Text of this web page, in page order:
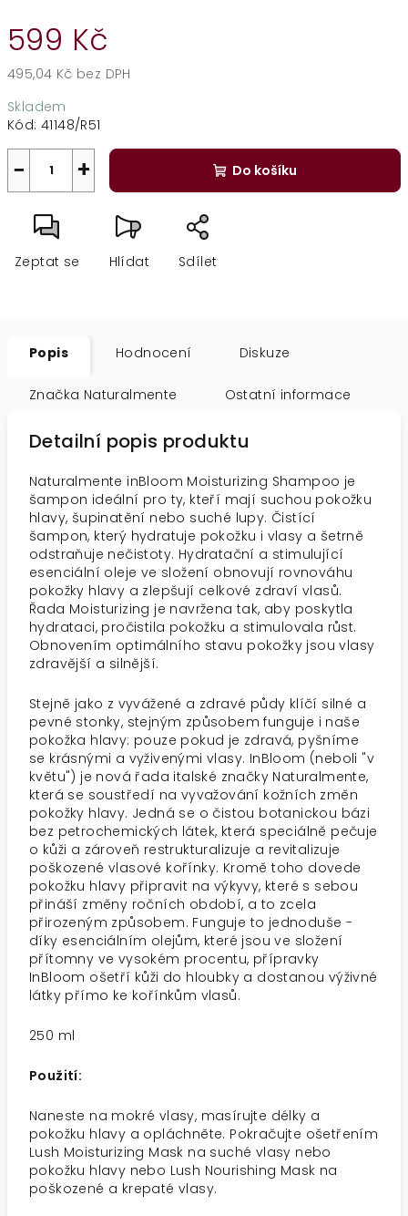
599 Kč
495,04 Kč bez DPH
cena:
Skladem
Kód: 41148/R51
+
− Do košíku
Zeptat se Hlídat Sdílet
Popis Hodnocení Diskuze
Značka Naturalmente Ostatní informace
Detailní popis produktu
Naturalmente inBloom Moisturizing Shampoo je
šampon ideální pro ty, kteří mají suchou pokožku
hlavy, šupinatění nebo suché lupy. Čistící
šampon, který hydratuje pokožku i vlasy a šetrně
odstraňuje nečistoty. Hydratační a stimulující
esenciální oleje ve složení obnovují rovnováhu
pokožky hlavy a zlepšují celkové zdraví vlasů.
Řada Moisturizing je navržena tak, aby poskytla
hydrataci, pročistila pokožku a stimulovala růst.
Obnovením optimálního stavu pokožky jsou vlasy
zdravější a silnější.
Stejně jako z vyvážené a zdravé půdy klíčí silné a
pevné stonky, stejným způsobem funguje i naše
pokožka hlavy: pouze pokud je zdravá, pyšníme
se krásnými a vyživenými vlasy. InBloom (neboli "v
květu") je nová řada italské značky Naturalmente,
která se soustředí na vyvažování kožních změn
pokožky hlavy. Jedná se o čistou botanickou bázi
bez petrochemických látek, která speciálně pečuje
o kůži a zároveň restrukturalizuje a revitalizuje
poškozené vlasové kořínky. Kromě toho dovede
pokožku hlavy připravit na výkyvy, které s sebou
přináší změny ročních období, a to zcela
přirozeným způsobem. Funguje to jednoduše -
díky esenciálním olejům, které jsou ve složení
přítomny ve vysokém procentu, přípravky
InBloom ošetří kůži do hloubky a dostanou výživné
látky přímo ke kořínkům vlasů.
250 ml
Použití:
Naneste na mokré vlasy, masírujte délky a
pokožku hlavy a opláchněte. Pokračujte ošetřením
Lush Moisturizing Mask na suché vlasy nebo
pokožku hlavy nebo Lush Nourishing Mask na
poškozené a krepaté vlasy.